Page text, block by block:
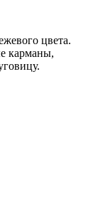
цвета.
карманы,